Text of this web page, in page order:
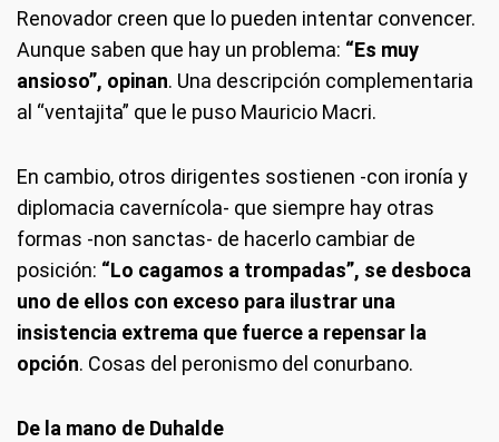
Renovador creen que lo pueden intentar convencer.
Aunque saben que hay un problema: “Es muy
ansioso”, opinan. Una descripción complementaria
al “ventajita” que le puso Mauricio Macri.
En cambio, otros dirigentes sostienen -con ironía y
diplomacia cavernícola- que siempre hay otras
formas -non sanctas- de hacerlo cambiar de
posición: “Lo cagamos a trompadas”, se desboca
uno de ellos con exceso para ilustrar una
insistencia extrema que fuerce a repensar la
opción. Cosas del peronismo del conurbano.
De la mano de Duhalde